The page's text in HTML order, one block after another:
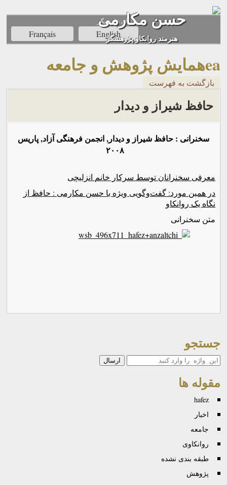
حسن مکارمی
هنرمند روانکاو پژوهشگر
زبان های ديگر
Français English
eaهمايش پژوهش و جامعه
بازگشت به فهرست
حافظ شیراز و دیدار
سخنرانی : حافظ شیراز و دیدار, انجمن فرهنگی آزاد, پاریس
۲۰۰۸
معرفی سخنرانان توسط سرکار خانم انزلیچی
در همین مورد: گفت‌وگویی ویژه با حسن‌ مکارمی : حافظ از
نگاه یک روانکاو‌‌
متن سخنرانی
جستجو
جستجو
مقوله ها
hafez
اخبار
جامعه
روانكاوی
طبقه بندی نشده
پژوهش